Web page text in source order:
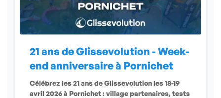
21 ans de Glissevolution - Week-
end anniversaire à Pornichet
Célébrez les 21 ans de Glissevolution les 18-19
avril 2026 à Pornichet : village partenaires, tests